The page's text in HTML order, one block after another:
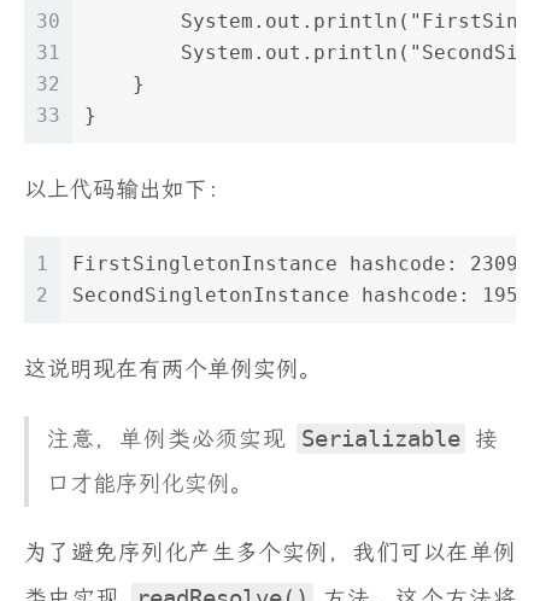
30
31
32
33
    }
}
以上代码输出如下：
1
2
FirstSingletonInstance hashcode:
SecondSingletonInstance hashcode:
这说明现在有两个单例实例。
注意，单例类必须实现 Serializable 接
口才能序列化实例。
为了避免序列化产生多个实例，我们可以在单例